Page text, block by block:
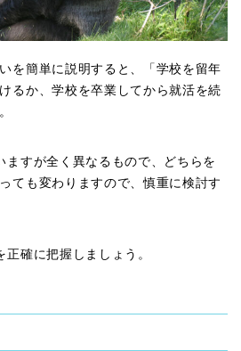
を簡単に説明すると、「学校を留年
るか、学校を卒業してから就活を続
ますが全く異なるもので、どちらを
ても変わりますので、慎重に検討す
確に把握しましょう。